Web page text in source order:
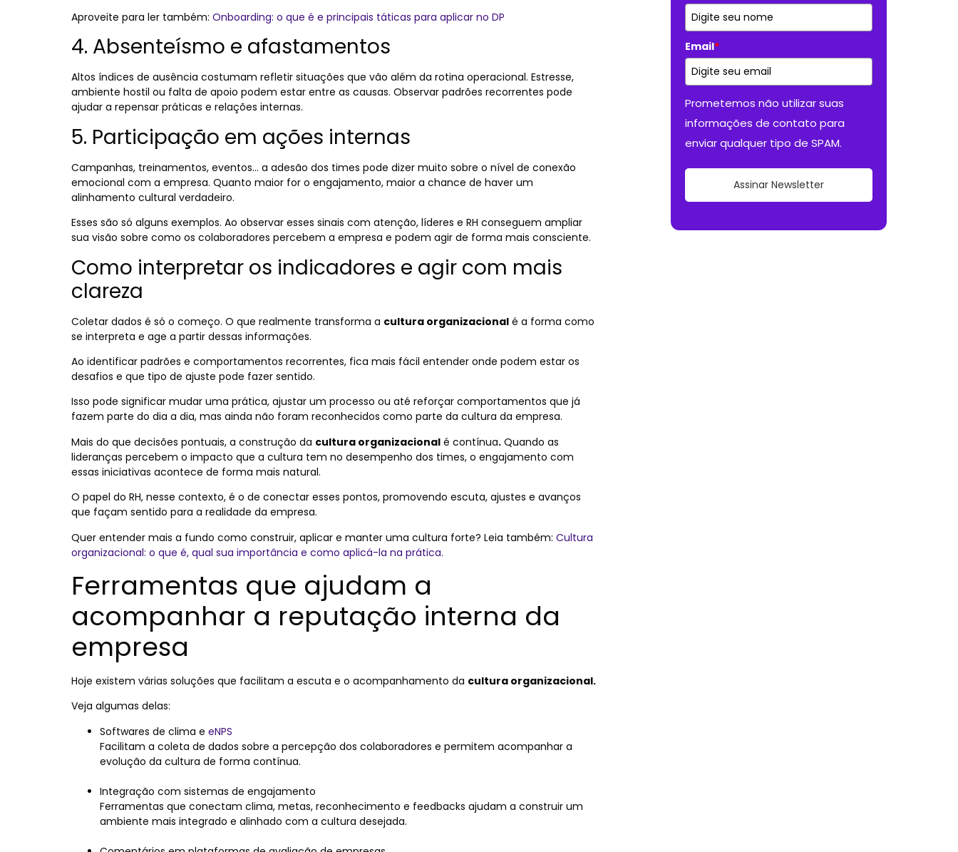
Aproveite para ler também: Onboarding: o que é e principais táticas para aplicar no DP
4. Absenteísmo e afastamentos
Altos índices de ausência costumam refletir situações que vão além da rotina operacional. Estresse,
ambiente hostil ou falta de apoio podem estar entre as causas. Observar padrões recorrentes pode
ajudar a repensar práticas e relações internas.
5. Participação em ações internas
Campanhas, treinamentos, eventos… a adesão dos times pode dizer muito sobre o nível de conexão
emocional com a empresa. Quanto maior for o engajamento, maior a chance de haver um
alinhamento cultural verdadeiro.
Esses são só alguns exemplos. Ao observar esses sinais com atenção, líderes e RH conseguem ampliar
sua visão sobre como os colaboradores percebem a empresa e podem agir de forma mais consciente.
Como interpretar os indicadores e agir com mais
clareza
Coletar dados é só o começo. O que realmente transforma a cultura organizacional é a forma como
se interpreta e age a partir dessas informações.
Ao identificar padrões e comportamentos recorrentes, fica mais fácil entender onde podem estar os
desafios e que tipo de ajuste pode fazer sentido.
Isso pode significar mudar uma prática, ajustar um processo ou até reforçar comportamentos que já
fazem parte do dia a dia, mas ainda não foram reconhecidos como parte da cultura da empresa.
Mais do que decisões pontuais, a construção da cultura organizacional é contínua. Quando as
lideranças percebem o impacto que a cultura tem no desempenho dos times, o engajamento com
essas iniciativas acontece de forma mais natural.
O papel do RH, nesse contexto, é o de conectar esses pontos, promovendo escuta, ajustes e avanços
que façam sentido para a realidade da empresa.
Quer entender mais a fundo como construir, aplicar e manter uma cultura forte? Leia também: Cultura
organizacional: o que é, qual sua importância e como aplicá-la na prática.
Ferramentas que ajudam a
acompanhar a reputação interna da
empresa
Hoje existem várias soluções que facilitam a escuta e o acompanhamento da cultura organizacional.
Veja algumas delas:
Softwares de clima e eNPS
Facilitam a coleta de dados sobre a percepção dos colaboradores e permitem acompanhar a
evolução da cultura de forma contínua.
Integração com sistemas de engajamento
Ferramentas que conectam clima, metas, reconhecimento e feedbacks ajudam a construir um
ambiente mais integrado e alinhado com a cultura desejada.
Email*
Prometemos não utilizar suas
informações de contato para
enviar qualquer tipo de SPAM.
Assinar Newsletter